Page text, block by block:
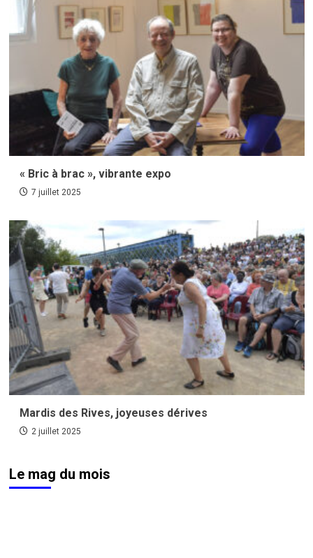
« Bric à brac », vibrante expo
7 juillet 2025
Mardis des Rives, joyeuses dérives
2 juillet 2025
Le mag du mois